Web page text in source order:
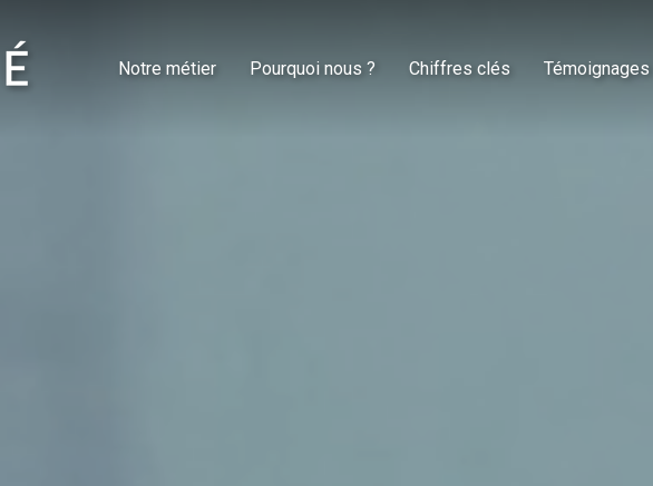
Notre métier Pourquoi nous ? Chiffres clés Témoignages